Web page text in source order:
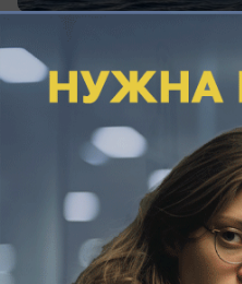
Краеведческий музей
Футбольный матч
рынок с высоты:
августа, которые
старожилов
Как выглядел